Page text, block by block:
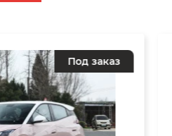
Под заказ